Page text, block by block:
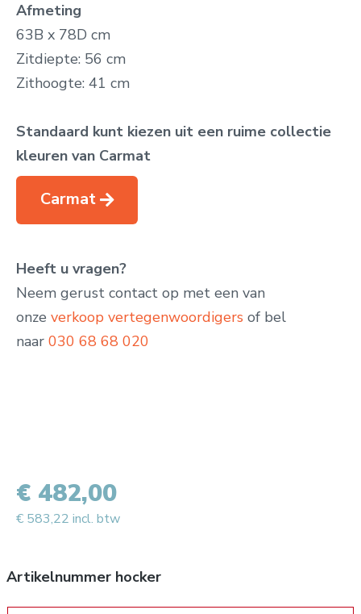
Afmeting
63B x 78D cm
Zitdiepte: 56 cm
Zithoogte: 41 cm
Standaard kunt kiezen uit een ruime collectie
kleuren van Carmat
Carmat
Heeft u vragen?
Neem gerust contact op met een van
onze verkoop vertegenwoordigers of bel
naar 030 68 68 020
Artikelnummer hocker
€ 482,00
€ 583,22 incl. btw